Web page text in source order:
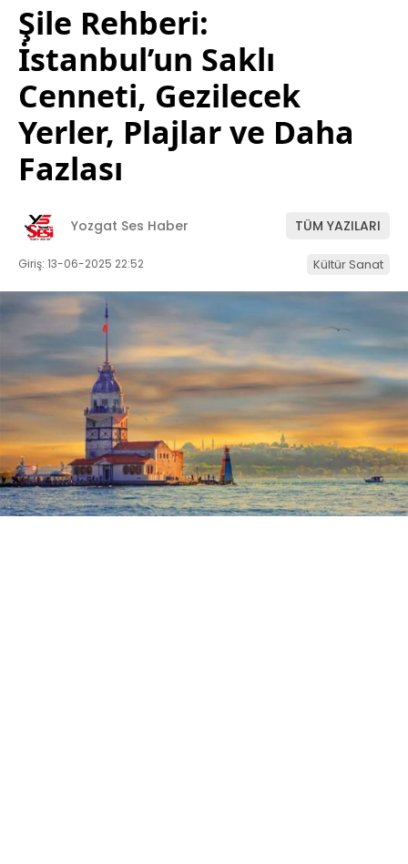
Şile Rehberi:
İstanbul’un Saklı
Cenneti, Gezilecek
Yerler, Plajlar ve Daha
Fazlası
Yozgat Ses Haber TÜM YAZILARI
Giriş: 13-06-2025 22:52 Kültür Sanat